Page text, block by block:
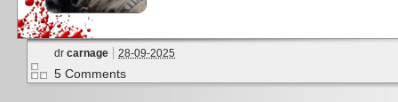
dr carnage 28-09-2025
5 Comments